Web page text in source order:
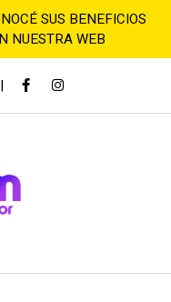
SUS BENEFICIOS
NUESTRA WEB